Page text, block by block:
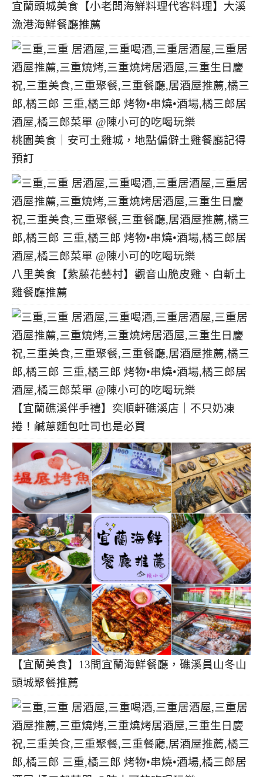
宜蘭頭城美食【小老闆海鮮料理代客料理】大溪
漁港海鮮餐廳推薦
桃園美食｜安可土雞城，地點偏僻土雞餐廳記得
預訂
八里美食【紫藤花藝村】觀音山脆皮雞、白斬土
雞餐廳推薦
【宜蘭礁溪伴手禮】奕順軒礁溪店｜不只奶凍
捲！鹹蔥麵包吐司也是必買
【宜蘭美食】13間宜蘭海鮮餐廳，礁溪員山冬山
頭城聚餐推薦